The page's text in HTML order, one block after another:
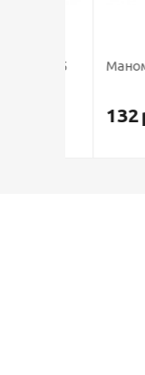
132